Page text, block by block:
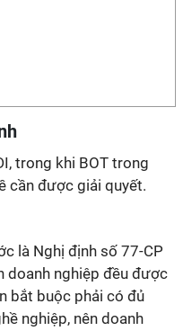
trong khi BOT trong
cần được giải quyết.
là Nghị định số 77-CP
doanh nghiệp đều được
bắt buộc phải có đủ
nghiệp, nên doanh